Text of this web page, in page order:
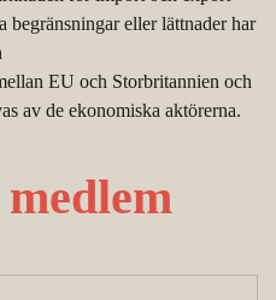
eller lättnader har
EU och Storbritannien och
av de ekonomiska aktörerna.